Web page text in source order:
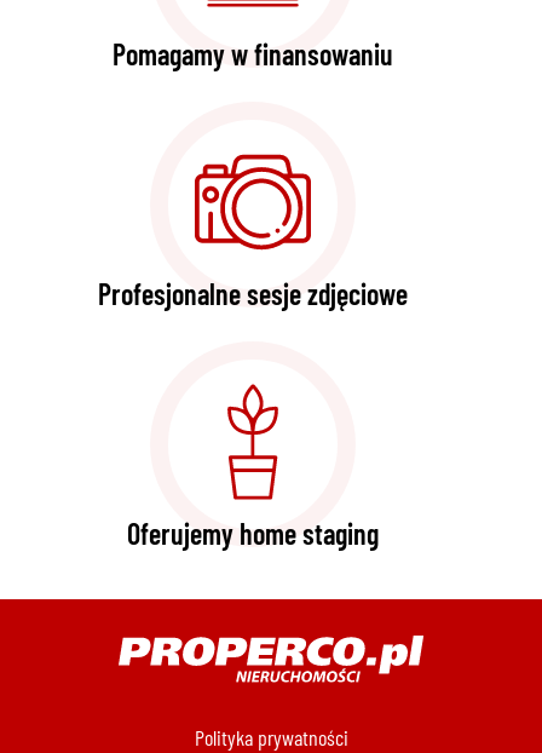
Pomagamy w finansowaniu
Profesjonalne sesje zdjęciowe
Oferujemy home staging
Polityka prywatności